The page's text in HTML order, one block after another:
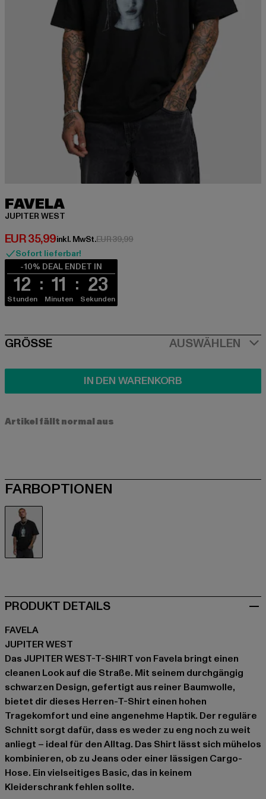
FAVELA
JUPITER WEST
EUR 35,99
Derzeitiger Preis: EUR 35,99
inkl. MwSt.EUR 39,99Aktionspreis: EUR 39,99
Sofort lieferbar!
-10% DEAL ENDET IN
12
Stunden
11
Minuten
22
Sekunden
SIZE
GRÖSSE AUSWÄHLEN
IN DEN WARENKORB
Artikel fällt normal aus
FARBOPTIONEN
PRODUKT DETAILS
FAVELA
JUPITER WEST
Das JUPITER WEST-T-SHIRT von Favela bringt einen
cleanen Look auf die Straße. Mit seinem durchgängig
schwarzen Design, gefertigt aus reiner Baumwolle,
bietet dir dieses Herren-T-Shirt einen hohen
Tragekomfort und eine angenehme Haptik. Der reguläre
Schnitt sorgt dafür, dass es weder zu eng noch zu weit
anliegt – ideal für den Alltag. Das Shirt lässt sich mühelos
kombinieren, ob zu Jeans oder einer lässigen Cargo-
Hose. Ein vielseitiges Basic, das in keinem
Kleiderschrank fehlen sollte.